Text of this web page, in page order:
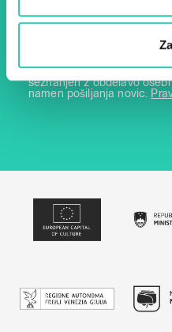
E-pošta *
Z uporabo tega obrazca
seznanjen z obdelavo
namen pošiljanja novic.